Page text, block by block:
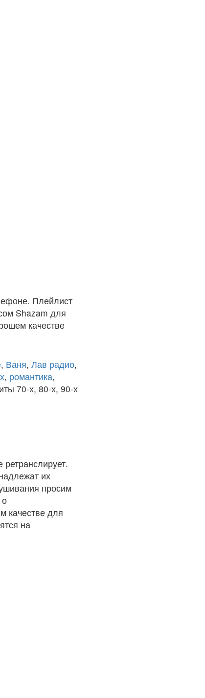
Плейлист
Shazam для
качестве
, Ваня, Лав радио,
, романтика,
70-х, 80-х, 90-х
их
просим
качестве для
на